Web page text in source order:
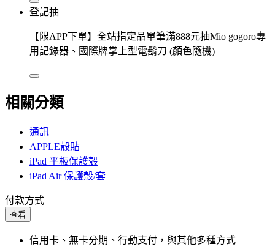
登記抽
【限APP下單】全站指定品單筆滿888元抽Mio gogoro專
用記錄器、國際牌掌上型電鬍刀 (顏色隨機)
相關分類
通訊
APPLE殼貼
iPad 平板保護殼
iPad Air 保護殼/套
付款方式
查看
信用卡、無卡分期、行動支付，與其他多種方式